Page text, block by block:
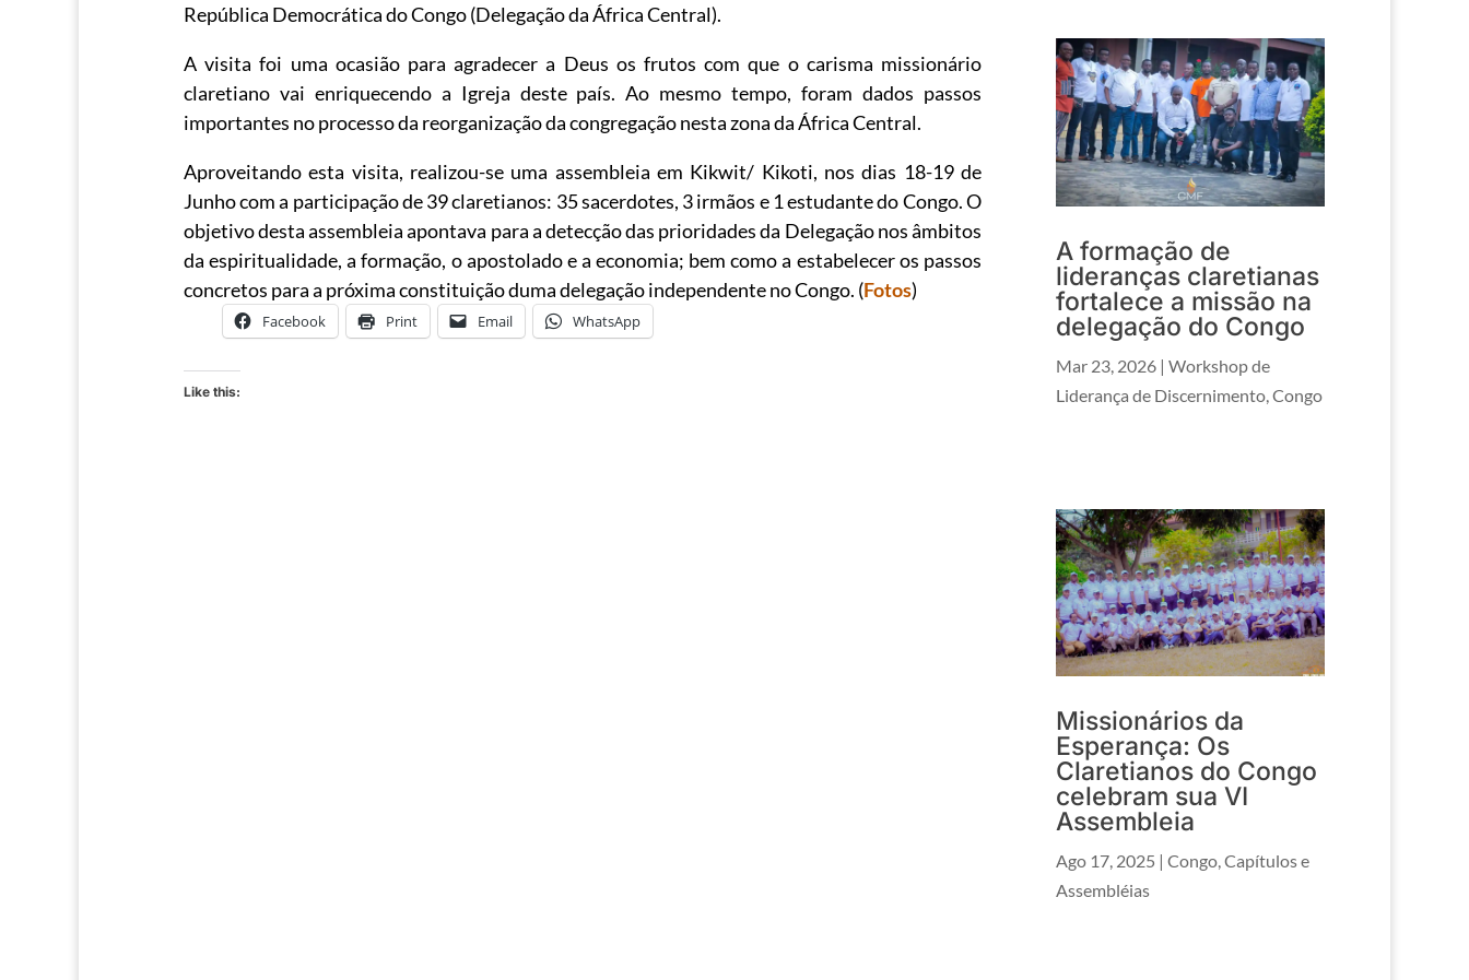
República Democrática do Congo (Delegação da África Central).
A visita foi uma ocasião para agradecer a Deus os frutos com que o carisma missionário
claretiano vai enriquecendo a Igreja deste país. Ao mesmo tempo, foram dados passos
importantes no processo da reorganização da congregação nesta zona da África Central.
Aproveitando esta visita, realizou-se uma assembleia em Kikwit/ Kikoti, nos dias 18-19 de
Junho com a participação de 39 claretianos: 35 sacerdotes, 3 irmãos e 1 estudante do Congo. O
objetivo desta assembleia apontava para a detecção das prioridades da Delegação nos âmbitos
da espiritualidade, a formação, o apostolado e a economia; bem como a estabelecer os passos
concretos para a próxima constituição duma delegação independente no Congo. (Fotos)
Facebook Print Email WhatsApp
Like this:
A formação de
lideranças claretianas
fortalece a missão na
delegação do Congo
Mar 23, 2026 |Workshop de
Liderança de Discernimento ,Congo
Missionários da
Esperança: Os
Claretianos do Congo
celebram sua VI
Assembleia
Ago 17, 2025 |Congo,Capítulos e
Assembléias